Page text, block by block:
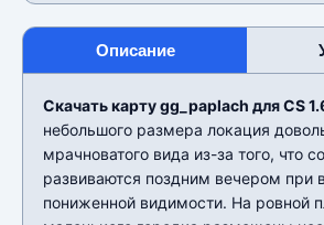
Описание
Скачать карту gg_paplach для CS
небольшого размера локация
мрачноватого вида из-за того, что
развиваются поздним вечером при
пониженной видимости. На ровной